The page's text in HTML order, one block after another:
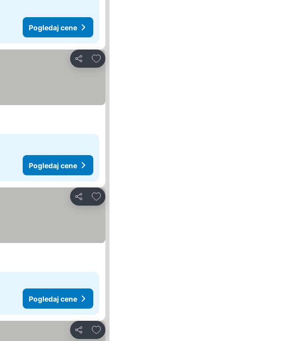
Pogledaj cene
Deli
Dodati u favorite
Pogledaj cene
Deli
Dodati u favorite
Pogledaj cene
Deli
Dodati u favorite